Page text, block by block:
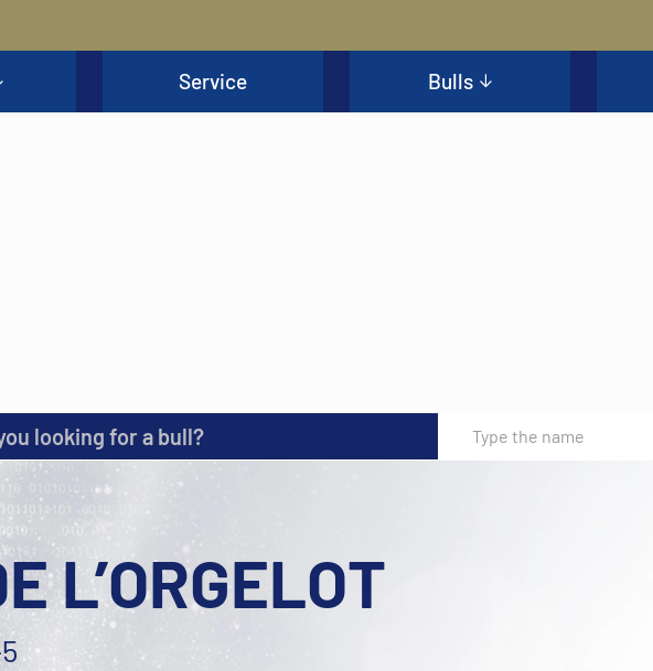
Service Bulls
looking for a bull?
L’ORGELOT